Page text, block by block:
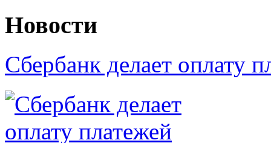
Новости
Сбербанк делает